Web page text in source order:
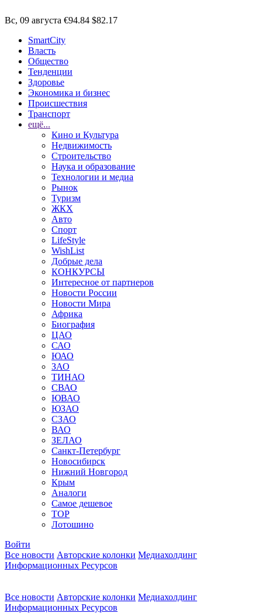
Вс, 09 августа €94.84 $82.17
SmartCity
Власть
Общество
Тенденции
Здоровье
Экономика и бизнес
Происшествия
Транспорт
ещё...
Кино и Культура
Недвижимость
Строительство
Наука и образование
Технологии и медиа
Рынок
Туризм
ЖКХ
Авто
Спорт
LifeStyle
WishList
Добрые дела
КОНКУРСЫ
Интересное от партнеров
Новости России
Новости Мира
Африка
Биография
ЦАО
САО
ЮАО
ЗАО
ТИНАО
СВАО
ЮВАО
ЮЗАО
СЗАО
ВАО
ЗЕЛАО
Санкт-Петербург
Новосибирск
Нижний Новгород
Крым
Аналоги
Самое дешевое
TOP
Лотошино
Войти
Все новости Авторские колонки Медиахолдинг
Информационных Ресурсов
Все новости Авторские колонки Медиахолдинг
Информационных Ресурсов